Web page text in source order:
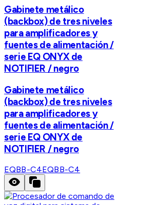
Gabinete metálico
(backbox) de tres niveles
para amplificadores y
fuentes de alimentación /
serie EQ ONYX de
NOTIFIER / negro
Gabinete metálico
(backbox) de tres niveles
para amplificadores y
fuentes de alimentación /
serie EQ ONYX de
NOTIFIER / negro
EQBB-C4EQBB-C4